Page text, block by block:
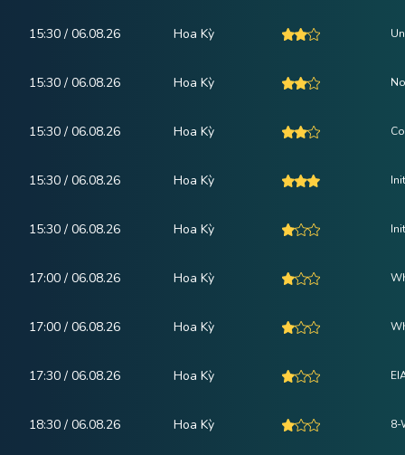
15:30 / 06.08.26 Hoa Kỳ
15:30 / 06.08.26 Hoa Kỳ
15:30 / 06.08.26 Hoa Kỳ
15:30 / 06.08.26 Hoa Kỳ
15:30 / 06.08.26 Hoa Kỳ
17:00 / 06.08.26 Hoa Kỳ
17:00 / 06.08.26 Hoa Kỳ
17:30 / 06.08.26 Hoa Kỳ
18:30 / 06.08.26 Hoa Kỳ 8-